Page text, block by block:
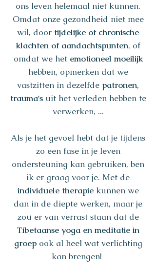
ons leven helemaal niet kunnen.
Omdat onze gezondheid niet mee
wil, door tijdelijke of chronische
klachten of aandachtspunten, of
omdat we het emotioneel moeilijk
hebben, opmerken dat we
vastzitten in dezelfde patronen,
trauma'suit het verleden hebben te
verwerken, ...
Als je het gevoel hebt dat je tijdens
zo een fase in je leven
ondersteuning kan gebruiken, ben
ik er graag voor je. Met de
individuele therapiekunnen we
dan in de diepte werken, maar je
zou er van verrast staan dat de
Tibetaanse yoga en meditatie in
groepook al heel wat verlichting
kan brengen!